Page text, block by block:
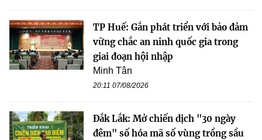
TP Huế: Gắn phát triển với bảo đảm
vững chắc an ninh quốc gia trong
giai đoạn hội nhập
Minh Tân
20:11 07/08/2026
Đắk Lắk: Mở chiến dịch "30 ngày
đêm" số hóa mã số vùng trồng sầu